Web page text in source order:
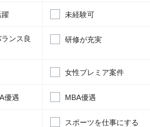
未経験可
ンス良
研修が充実
女性プレミア案件
優遇 MBA優遇
スポーツを仕事にする